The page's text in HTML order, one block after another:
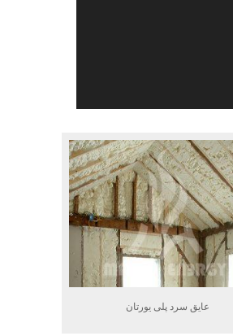
عایق سرد پلی یورتان